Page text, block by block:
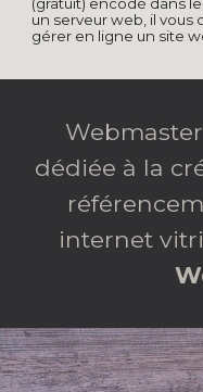
un serveur web, il vous
gérer en ligne un site
Webmaster
dédiée à la
internet